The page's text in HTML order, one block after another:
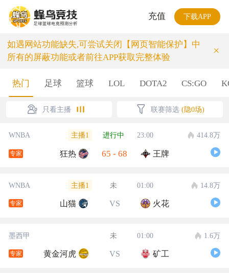
充值 下载APP
如遇网站功能缺失,可尝试关闭【网页智能保护】中
所有的屏蔽功能或者前往APP获取完整体验
×
热门 足球 篮球 LOL DOTA2 CS:GO
只看主播 联赛筛选 (隐0场)
WNBA 主播1 进行中 23:00 414.8万
专家 狂热 65 - 68 王牌
WNBA 主播1 未 01:00 14.8万
专家 山猫 VS 火花
墨西甲 未 01:00 1.6万
专家 黄金河虎 VS 矿工